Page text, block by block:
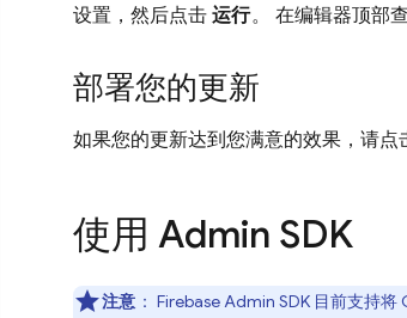
设置，然后点击 运行。 在编辑器顶部
部署您的更新
如果您的更新达到您满意的效果，请点
使用 Admin SDK
注意 ： FirebaseAdmin SDK目前支持将